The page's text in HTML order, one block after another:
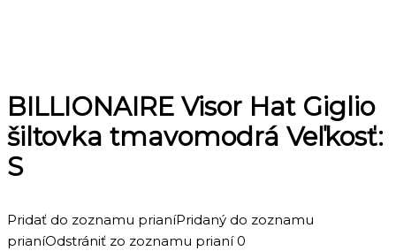
BILLIONAIRE Visor Hat Giglio
šiltovka tmavomodrá Veľkosť:
S
Pridať do zoznamu prianíPridaný do zoznamu
prianíOdstrániť zo zoznamu prianí 0